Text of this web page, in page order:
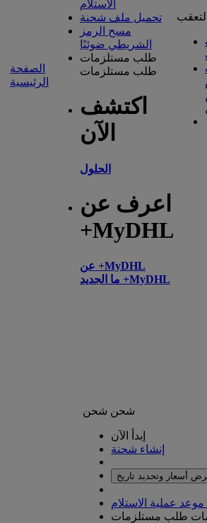
الصفحة
الرئيسية
الاستلام
تحميل ملف شحنة
مسح الرمز
الشريطي ضوئيًا
طلب مستلزمات
طلب مستلزمات
اكتشف
الآن
الحلول
اعرف عن
+MyDHL
عن +MyDHL
ما الجديد +MyDHL
التعقب
شحن شحن
إبدأ الآن
إنشاء شحنة
أسعار وتحديد تاريخ
موعد عملية الاستلام
طلب مستلزمات